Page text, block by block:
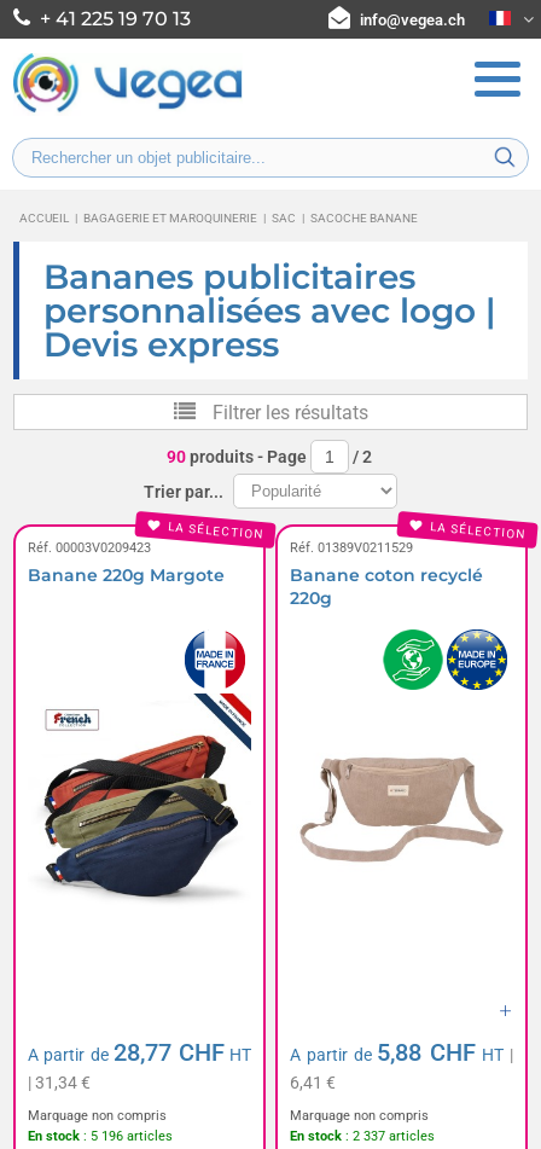
+ 41 225 19 70 13 info@vegea.ch
ACCUEIL | BAGAGERIE ET MAROQUINERIE | SAC | SACOCHE BANANE
Bananes publicitaires
personnalisées avec logo |
Devis express
Filtrer les résultats
90produits- Page /2
Trier par...
LA SÉLECTION
Réf. 00003V0209423
Banane 220g Margote
A partir de 28,77 CHF HT
| 31,34 €
Marquage non compris
En stock : 5 196 articles
LA SÉLECTION
Réf. 01389V0211529
Banane coton recyclé
220g
A partir de 5,88 CHF HT |
6,41 €
Marquage non compris
En stock : 2 337 articles